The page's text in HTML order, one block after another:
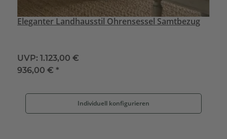
Eleganter Landhausstil Ohrensessel Samtbezug
UVP: 1.123,00 €
936,00 €*
Individuell konfigurieren